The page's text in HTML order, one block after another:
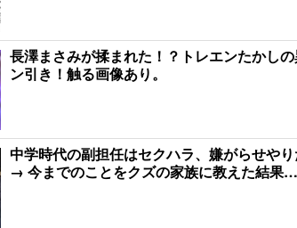
長澤まさみが揉まれた！？トレエンたかし
ン引き！触る画像あり。
中学時代の副担任はセクハラ、嫌がらせや
→ 今までのことをクズの家族に教えた結果…